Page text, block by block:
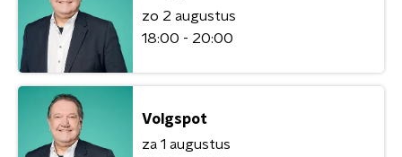
zo 2 augustus
18:00 - 20:00
Volgspot
za 1 augustus